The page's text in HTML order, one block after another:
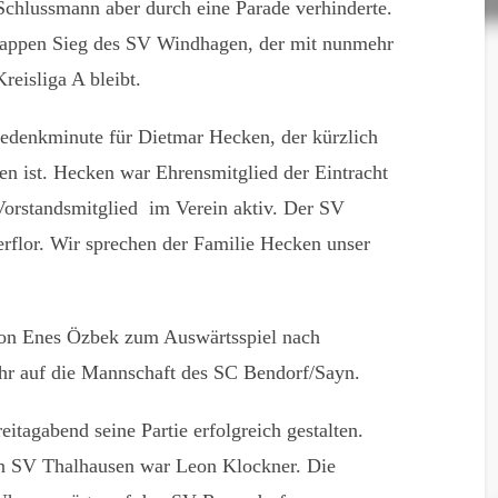
aber durch eine Parade verhinderte.
Sieg des SV Windhagen, der mit nunmehr
A bleibt.
für Dietmar Hecken, der kürzlich
ist. Hecken war Ehrensmitglied der Eintracht
im Verein aktiv. Der SV
Wir sprechen der Familie Hecken unser
Enes Özbek zum Auswärtsspiel nach
auf die Mannschaft des SC Bendorf/Sayn.
seine Partie erfolgreich gestalten.
SV Thalhausen war Leon Klockner. Die